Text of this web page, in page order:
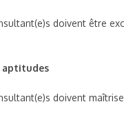
doivent être
aptitudes
doivent